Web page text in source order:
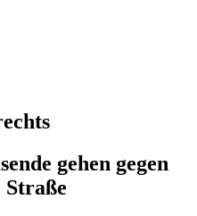
gehen gegen
Straße